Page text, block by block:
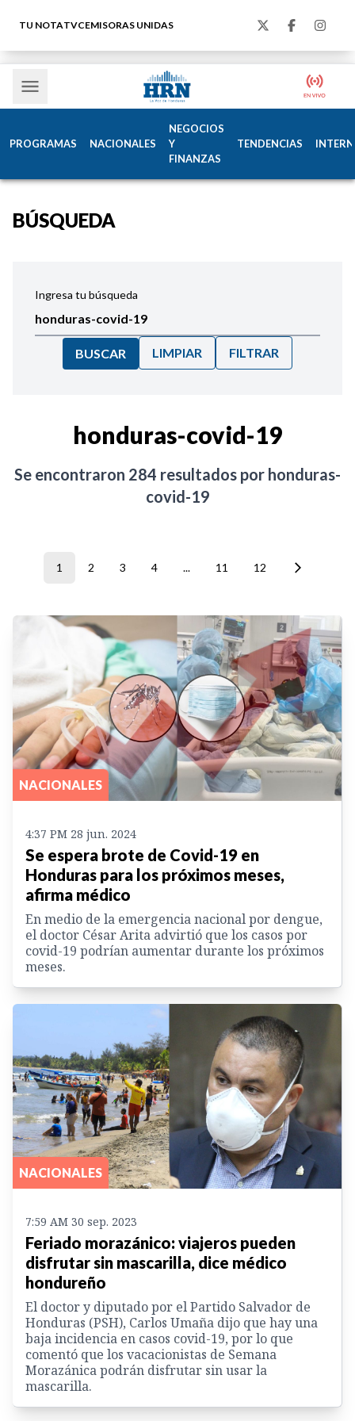
TU NOTATVCEMISORAS UNIDAS
PROGRAMAS NACIONALES
NEGOCIOS
Y
FINANZAS
TENDENCIAS
BÚSQUEDA
Ingresa tu búsqueda
BUSCAR LIMPIAR FILTRAR
honduras-covid-19
Se encontraron 284 resultados por honduras-
covid-19
1 2 3 4 ... 11 12
NACIONALES
4:37 PM 28 jun. 2024
Se espera brote de Covid-19 en
Honduras para los próximos meses,
afirma médico
En medio de la emergencia nacional por dengue,
el doctor César Arita advirtió que los casos por
covid-19 podrían aumentar durante los próximos
meses.
NACIONALES
7:59 AM 30 sep. 2023
Feriado morazánico: viajeros pueden
disfrutar sin mascarilla, dice médico
hondureño
El doctor y diputado por el Partido Salvador de
Honduras (PSH), Carlos Umaña dijo que hay una
baja incidencia en casos covid-19, por lo que
comentó que los vacacionistas de Semana
Morazánica podrán disfrutar sin usar la
mascarilla.